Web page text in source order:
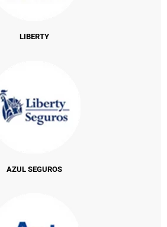
LIBERTY
AZUL SEGUROS